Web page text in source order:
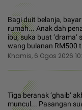
3
Bagi duit belanja,
rumah... Anak dah
ibu, suka buat ‘drama‘
wang bulanan RM500
Khamis, 6 Ogos 2026
Tiga beranak ‘ghaib‘
muncul... Pasangan